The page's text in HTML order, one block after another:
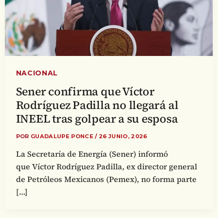
NACIONAL
Sener confirma que Víctor
Rodríguez Padilla no llegará al
INEEL tras golpear a su esposa
POR GUADALUPE PONCE/ 26 JUNIO, 2026
La Secretaría de Energía (Sener) informó
que Víctor Rodríguez Padilla, ex director general
de Petróleos Mexicanos (Pemex), no forma parte
[…]